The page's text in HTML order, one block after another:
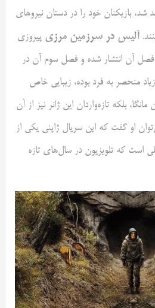
شد، بازیکنان خود را در دستان نیروهای
آلیس در سرزمین مرزی پیروزی
فصل آن انتشار شده و فصل سوم آن در
منحصر به فرد بوده، زیبایی خاص
بلکه تازه‌واردان این ژانر نیز از آن
او گفت که این سریال ژاپنی یکی از
است که تلویزیون در سال‌های تازه